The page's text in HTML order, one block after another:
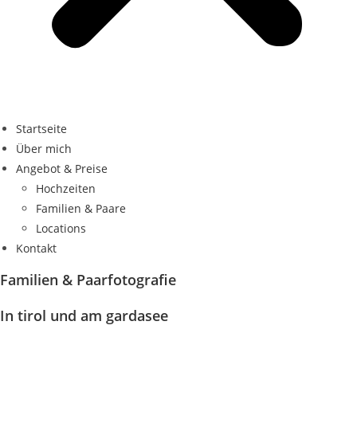
Startseite
Über mich
Angebot & Preise
Hochzeiten
Familien & Paare
Locations
Kontakt
Familien & Paarfotografie
In tirol und am gardasee